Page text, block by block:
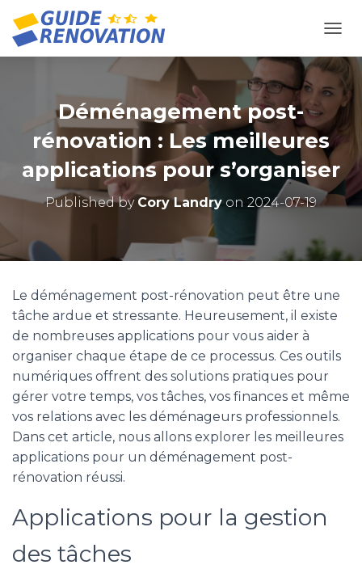
Déménagement post-
rénovation : Les meilleures
applications pour s’organiser
Published by Cory Landry on 2024-07-19
Le déménagement post-rénovation peut être une
tâche ardue et stressante. Heureusement, il existe
de nombreuses applications pour vous aider à
organiser chaque étape de ce processus. Ces outils
numériques offrent des solutions pratiques pour
gérer votre temps, vos tâches, vos finances et même
vos relations avec les déménageurs professionnels.
Dans cet article, nous allons explorer les meilleures
applications pour un déménagement post-
rénovation réussi.
Applications pour la gestion
des tâches